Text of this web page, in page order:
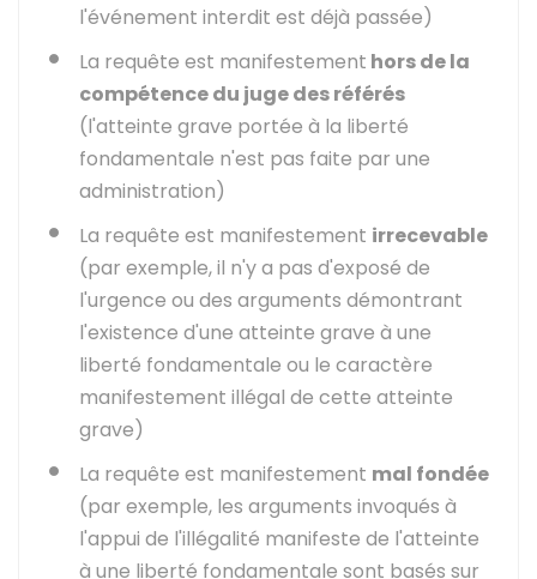
l'événement interdit est déjà passée)
La requête est manifestement hors de la
compétence du juge des référés
(l'atteinte grave portée à la liberté
fondamentale n'est pas faite par une
administration)
La requête est manifestement irrecevable
(par exemple, il n'y a pas d'exposé de
l'urgence ou des arguments démontrant
l'existence d'une atteinte grave à une
liberté fondamentale ou le caractère
manifestement illégal de cette atteinte
grave)
La requête est manifestement mal fondée
(par exemple, les arguments invoqués à
l'appui de l'illégalité manifeste de l'atteinte
à une liberté fondamentale sont basés sur